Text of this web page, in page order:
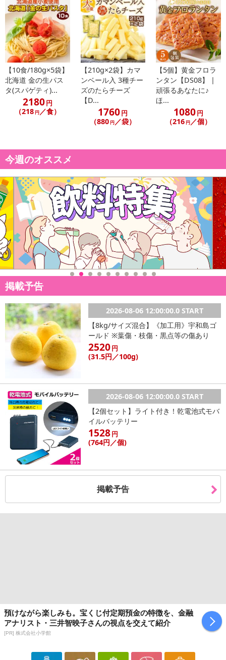
芳醇なカカオの香りがより深く味わえる特別なブラウニーをぜひお
試しください。
【ポイント3】くるみとチョコで飽きの来ない食感
しっとり濃厚なブラウニー生地に混ぜ込んだ「くるみ」が良いアク
セントになり、最後まで食べ飽きないチョコブラウニーです。
より濃厚さを感じて頂くために、チョコレートのかたまりも混ぜ込
みました。
黄金色に香ばしく焼き上げたフロランタンは、今までにないソフト
【10食/180g×5袋】
北海道 金の生パス
タ(スパゲティ)...
2180円
（218 円／食）
【210g×2袋】カマ
ンベール入 3種チー
ズのたらチーズ
【D...
1760円
（880 円 ／袋）
【5個】黄金フロラ
ンタン【DS08】 |
頑張るあなたに♪
ほ...
1080円
（216 円 ／個）
今週のオススメ
掲載予告
2026-08-06 12:00:00.0 START
【8kg/サイズ混合】《加工用》宇和島ゴ
ールド ※葉傷・枝傷・黒点等の傷あり
2520円
(31.5円 ／100g)
2026-08-06 12:00:00.0 START
【2個セット】ライト付き！乾電池式モバ
イルバッテリー
1528円
(764円／個)
掲載予告
預けながら楽しみも。宝くじ付定期預金の特徴を、金融
アナリスト・三井智映子さんの視点を交えて紹介
[PR] 株式会社小学館